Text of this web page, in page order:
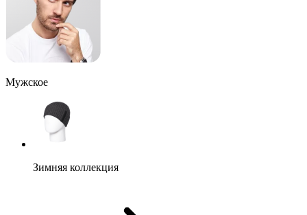
Мужское
Зимняя коллекция